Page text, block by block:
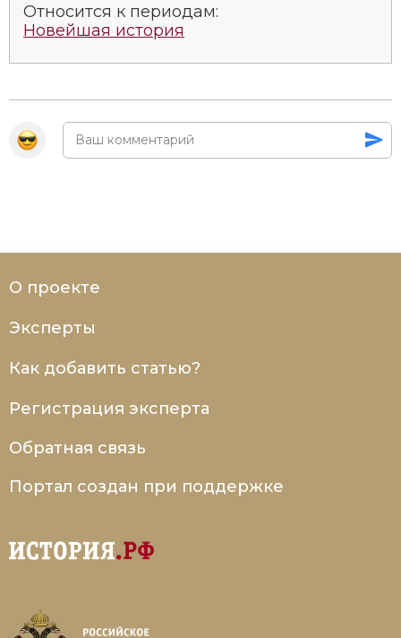
Относится к периодам:
Новейшая история
О проекте
Эксперты
Как добавить статью?
Регистрация эксперта
Обратная связь
Портал создан при поддержке